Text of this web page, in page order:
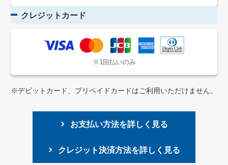
クレジットカード
※1回払いのみ
※デビットカード、プリペイドカードはご利用いただけません。
お支払い方法を詳しく見る
クレジット決済方法を詳しく見る